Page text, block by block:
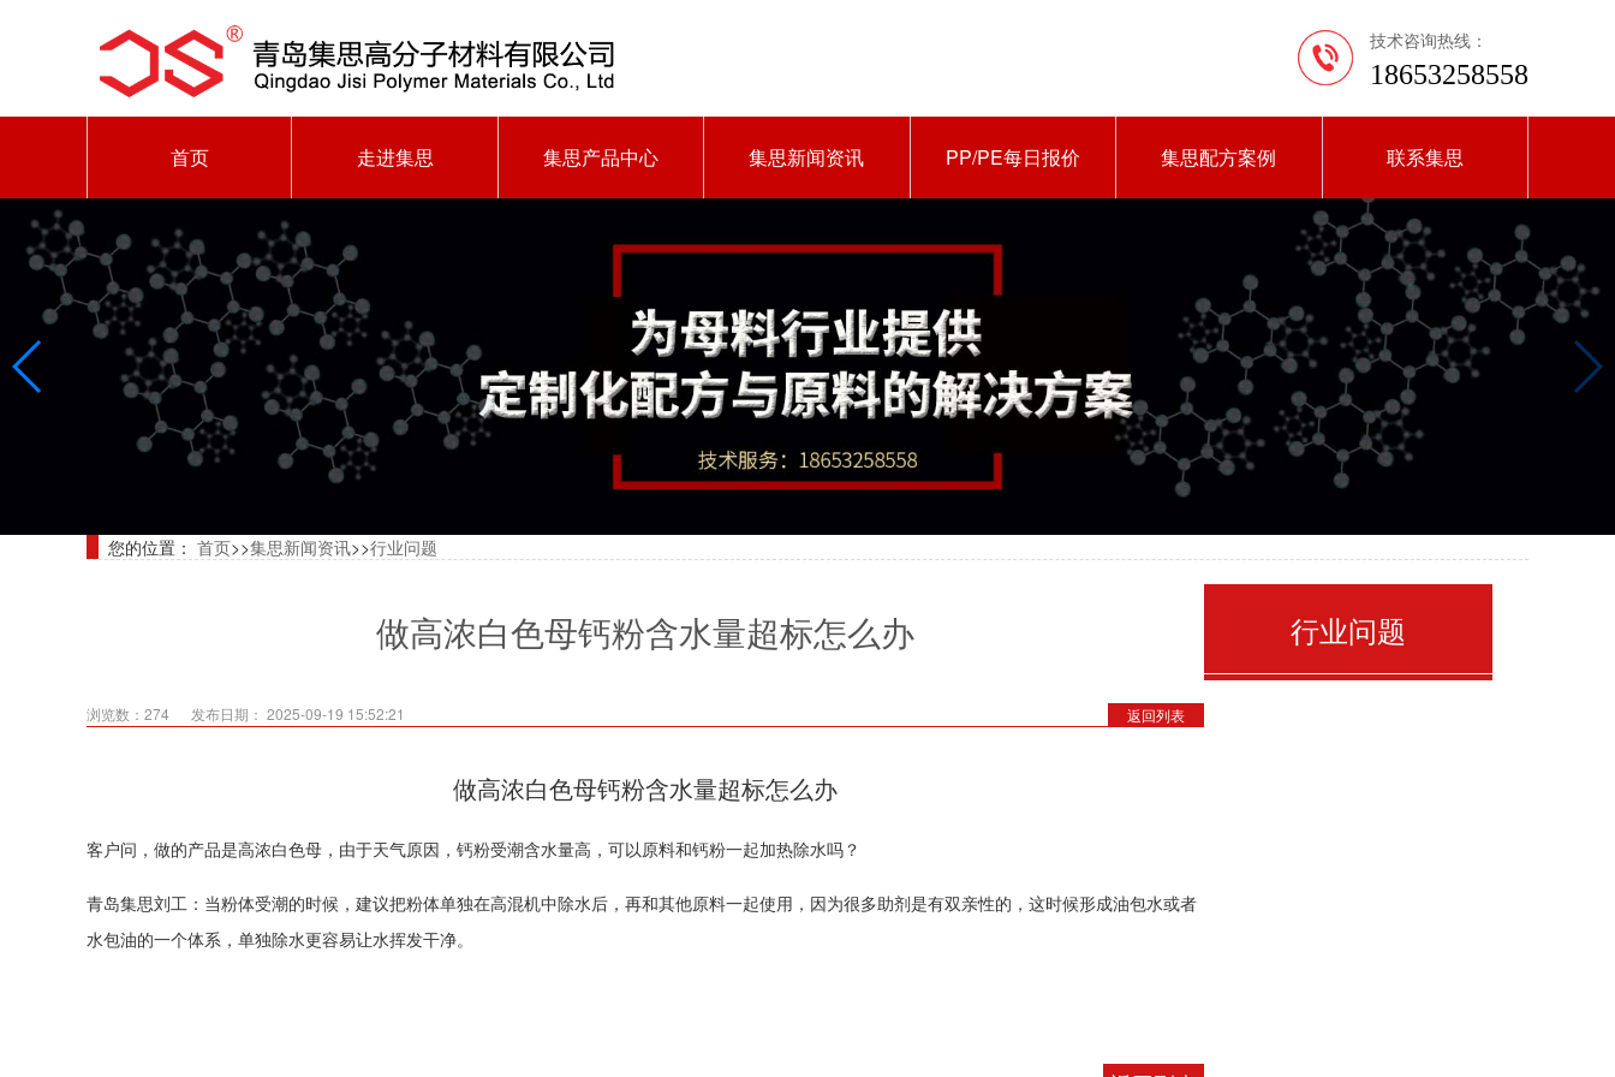
技术咨询热线：
18653258558
首页 走进集思 集思产品中心 集思新闻资讯 PP/PE每日报价 集思配方案例 联系集思
您的位置： 首页>>集思新闻资讯>>行业问题
做高浓白色母钙粉含水量超标怎么办
返回列表
浏览数：274 发布日期： 2025-09-19 15:52:21
做高浓白色母钙粉含水量超标怎么办
客户问，做的产品是高浓白色母，由于天气原因，钙粉受潮含水量高，可以原料和钙粉一起加热除水吗？
青岛集思刘工：当粉体受潮的时候，建议把粉体单独在高混机中除水后，再和其他原料一起使用，因为很多助剂是有双亲性的，这时候形成油包水或者
水包油的一个体系，单独除水更容易让水挥发干净。
行业问题